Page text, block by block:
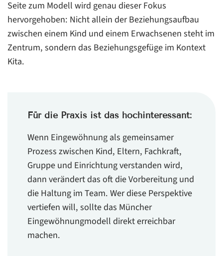
Seite zum Modell wird genau dieser Fokus
hervorgehoben: Nicht allein der Beziehungsaufbau
zwischen einem Kind und einem Erwachsenen steht im
Zentrum, sondern das Beziehungsgefüge im Kontext
Kita.
Für die Praxis ist das hochinteressant:
Wenn Eingewöhnung als gemeinsamer
Prozess zwischen Kind, Eltern, Fachkraft,
Gruppe und Einrichtung verstanden wird,
dann verändert das oft die Vorbereitung und
die Haltung im Team. Wer diese Perspektive
vertiefen will, sollte das Müncher
Eingewöhnungmodell direkt erreichbar
machen.